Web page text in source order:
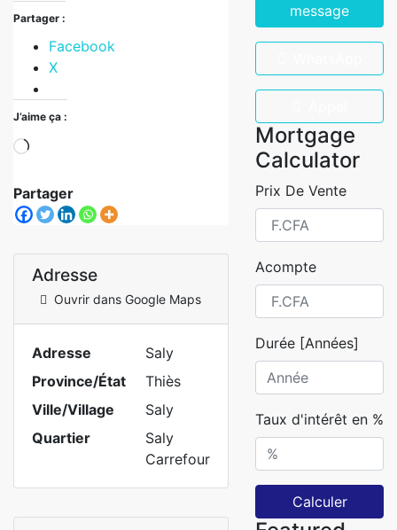
Partager :
Facebook
X
J’aime ça :
Partager
Adresse
Ouvrir dans Google Maps
Adresse
Saly
Province/État
Thiès
Ville/Village
Saly
Quartier
Saly
Carrefour
message
Mortgage
Calculator
Prix De Vente
Acompte
Durée [Années]
Taux d'intérêt en %
Calculer